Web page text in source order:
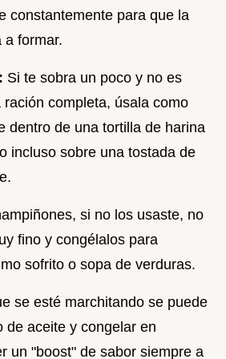
constantemente para que la
a formar.
Si te sobra un poco y no es
completa, úsala como
dentro de una tortilla de harina
incluso sobre una tostada de
si no los usaste, no
fino y congélalos para
sofrito o sopa de verduras.
se esté marchitando se puede
de aceite y congelar en
un "boost" de sabor siempre a